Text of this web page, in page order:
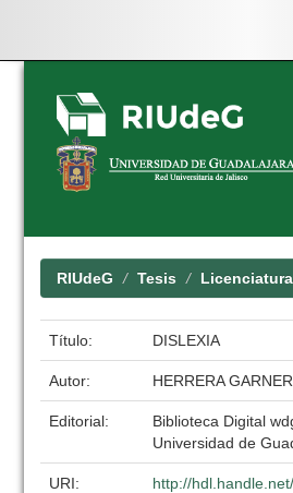
Skip
navigation
RIUdeG Tesis Licenciatura
Título: DISLEXIA
Autor: HERRERA
Editorial:
Biblioteca Digital
Universidad de
URI:
http://